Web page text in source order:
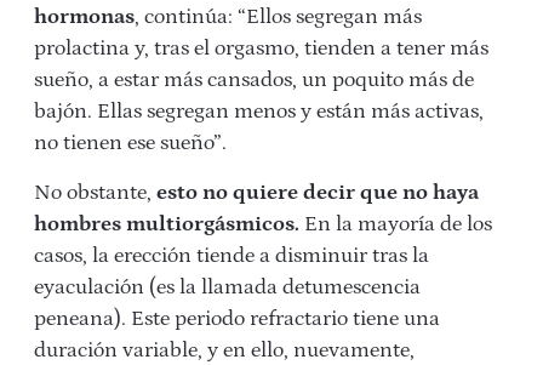
hormonas, continúa: “Ellos segregan más
prolactina y, tras el orgasmo, tienden a tener más
sueño, a estar más cansados, un poquito más de
bajón. Ellas segregan menos y están más activas,
no tienen ese sueño”.
No obstante, esto no quiere decir que no haya
hombres multiorgásmicos. En la mayoría de los
casos, la erección tiende a disminuir tras la
eyaculación (es la llamada detumescencia
peneana). Este periodo refractario tiene una
duración variable, y en ello, nuevamente,